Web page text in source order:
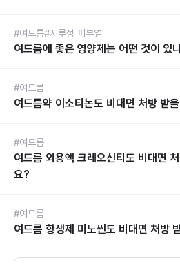
#여드름#지루성 피부염
여드름에 좋은 영양제는 어떤 것이 있
#여드름
여드름약 이소티논도 비대면 처방 받
#여드름
여드름 외용액 크레오신티도 비대면
요?
#여드름
여드름 항생제 미노씬도 비대면 처방